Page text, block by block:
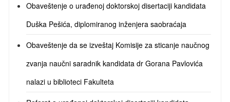
Obaveštenje o urađenoj doktorskoj disertaciji kandidata
Duška Pešića, diplomiranog inženjera saobraćaja
Obaveštenje da se izveštaj Komisije za sticanje naučnog
zvanja naučni saradnik kandidata dr Gorana Pavlovića
nalazi u biblioteci Fakulteta